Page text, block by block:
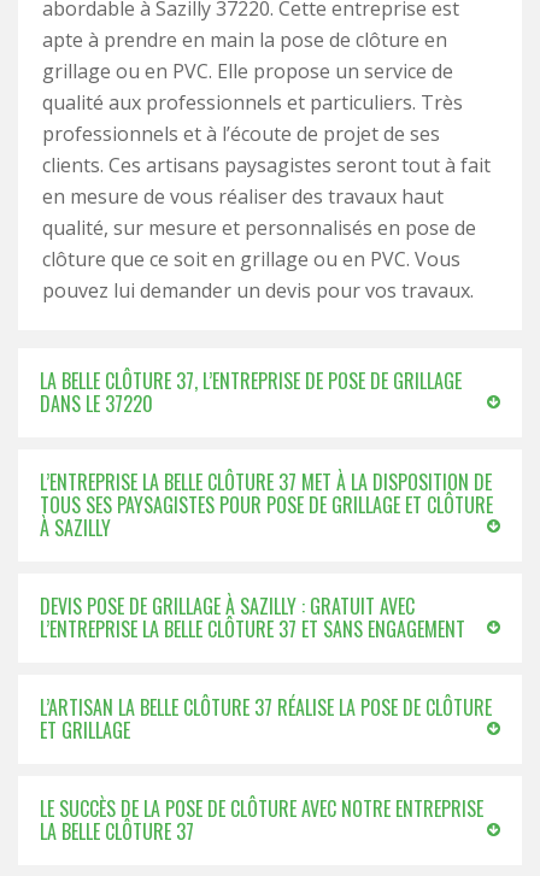
abordable à Sazilly 37220. Cette entreprise est
apte à prendre en main la pose de clôture en
grillage ou en PVC. Elle propose un service de
qualité aux professionnels et particuliers. Très
professionnels et à l’écoute de projet de ses
clients. Ces artisans paysagistes seront tout à fait
en mesure de vous réaliser des travaux haut
qualité, sur mesure et personnalisés en pose de
clôture que ce soit en grillage ou en PVC. Vous
pouvez lui demander un devis pour vos travaux.
LA BELLE CLÔTURE 37, L’ENTREPRISE DE POSE DE GRILLAGE
DANS LE 37220
L’ENTREPRISE LA BELLE CLÔTURE 37 MET À LA DISPOSITION DE
TOUS SES PAYSAGISTES POUR POSE DE GRILLAGE ET CLÔTURE
À SAZILLY
DEVIS POSE DE GRILLAGE À SAZILLY : GRATUIT AVEC
L’ENTREPRISE LA BELLE CLÔTURE 37 ET SANS ENGAGEMENT
L’ARTISAN LA BELLE CLÔTURE 37 RÉALISE LA POSE DE CLÔTURE
ET GRILLAGE
LE SUCCÈS DE LA POSE DE CLÔTURE AVEC NOTRE ENTREPRISE
LA BELLE CLÔTURE 37